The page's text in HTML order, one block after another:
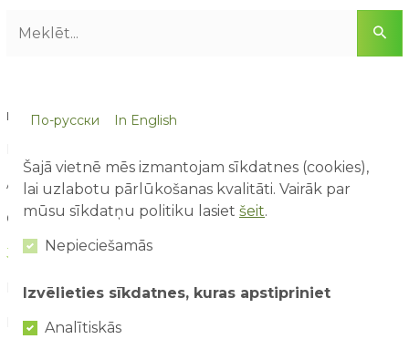
RAKSTU KATEGORIJAS
Aktuāli (90)
Galerija (11)
Jaunumi (160)
Konkursi (21)
Par mums raksta (21)
По-русски In English
Šajā vietnē mēs izmantojam sīkdatnes (cookies),
lai uzlabotu pārlūkošanas kvalitāti. Vairāk par
mūsu sīkdatņu politiku lasiet šeit.
Nepieciešamās
Izvēlieties sīkdatnes, kuras apstipriniet
Analītiskās